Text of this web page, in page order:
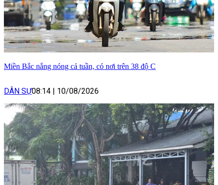
Miền Bắc nắng nóng cả tuần, có nơi trên 38 độ C
DÂN SỰ08:14 10/08/2026